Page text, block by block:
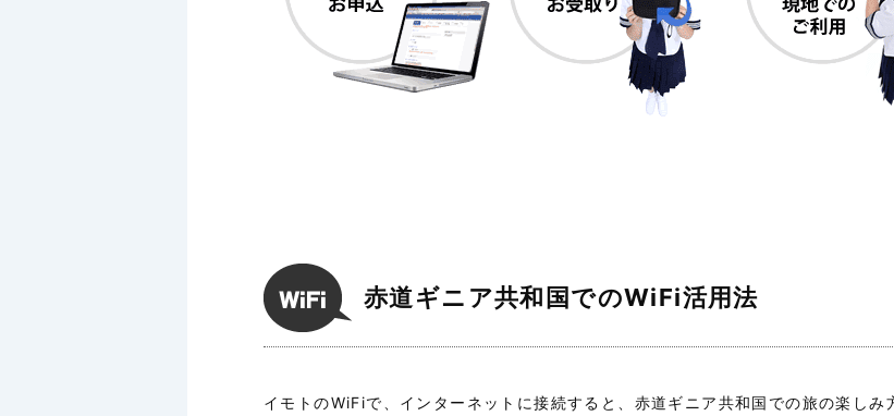
赤道ギニア共和国でのWiFi活用法
イモトのWiFiで、インターネットに接続すると、赤道ギニア共和国での旅の楽し